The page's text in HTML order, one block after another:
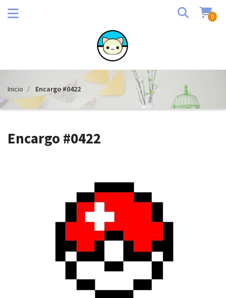
0
Inicio Encargo #0422
Encargo #0422